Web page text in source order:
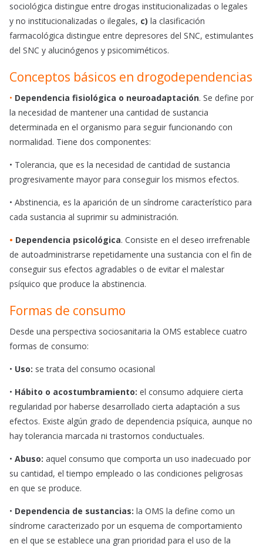
sociológica distingue entre drogas institucionalizadas o legales
y no institucionalizadas o ilegales, c) la clasificación
farmacológica distingue entre depresores del SNC, estimulantes
del SNC y alucinógenos y psicomiméticos.
Conceptos básicos en drogodependencias
• Dependencia fisiológica o neuroadaptación. Se define por
la necesidad de mantener una cantidad de sustancia
determinada en el organismo para seguir funcionando con
normalidad. Tiene dos componentes:
• Tolerancia, que es la necesidad de cantidad de sustancia
progresivamente mayor para conseguir los mismos efectos.
• Abstinencia, es la aparición de un síndrome característico para
cada sustancia al suprimir su administración.
• Dependencia psicológica. Consiste en el deseo irrefrenable
de autoadministrarse repetidamente una sustancia con el fin de
conseguir sus efectos agradables o de evitar el malestar
psíquico que produce la abstinencia.
Formas de consumo
Desde una perspectiva sociosanitaria la OMS establece cuatro
formas de consumo:
• Uso: se trata del consumo ocasional
• Hábito o acostumbramiento: el consumo adquiere cierta
regularidad por haberse desarrollado cierta adaptación a sus
efectos. Existe algún grado de dependencia psíquica, aunque no
hay tolerancia marcada ni trastornos conductuales.
• Abuso: aquel consumo que comporta un uso inadecuado por
su cantidad, el tiempo empleado o las condiciones peligrosas
en que se produce.
• Dependencia de sustancias: la OMS la define como un
síndrome caracterizado por un esquema de comportamiento
en el que se establece una gran prioridad para el uso de la